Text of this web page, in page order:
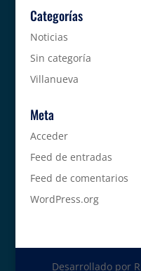
Categorías
Noticias
Sin categoría
Villanueva
Meta
Acceder
Feed de entradas
Feed de comentarios
WordPress.org
Desarrollado por